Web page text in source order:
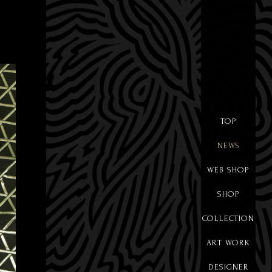
TOP
NEWS
WEB SHOP
SHOP
COLLECTION
ART WORK
DESIGNER